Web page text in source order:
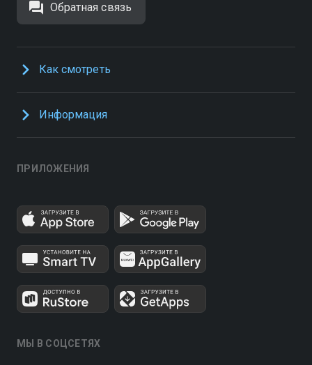
Обратная связь
Как смотреть
Информация
ПРИЛОЖЕНИЯ
МЫ В СОЦСЕТЯХ